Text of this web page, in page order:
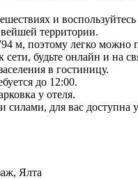
и
территории.
м, поэтому легко можно
будьте онлайн и на
в гостиницу.
до 12:00.
у отеля.
для вас доступна
Ялта